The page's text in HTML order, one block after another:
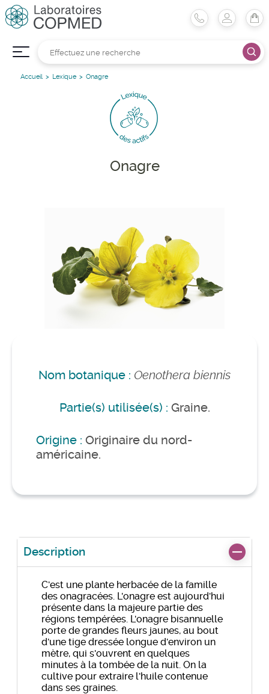
Accueil Lexique Onagre
Onagre
Nom botanique : Oenothera biennis
Partie(s) utilisée(s) : Graine.
Origine : Originaire du nord-
américaine.
Description
C'est une plante herbacée de la famille
des onagracées. L'onagre est aujourd'hui
présente dans la majeure partie des
régions tempérées. L'onagre bisannuelle
porte de grandes fleurs jaunes, au bout
d'une tige dressée longue d'environ un
mètre, qui s'ouvrent en quelques
minutes à la tombée de la nuit. On la
cultive pour extraire l'huile contenue
dans ses graines.